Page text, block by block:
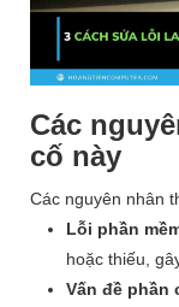
Các
cố này
Các nguyên nhân
Lỗi phần
hoặc thiếu,
Vấn đề phần